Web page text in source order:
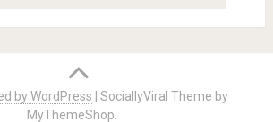
by WordPress |SociallyViral Theme by
MyThemeShop.